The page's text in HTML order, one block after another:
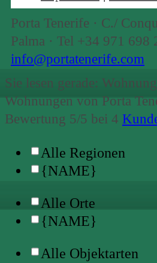
Porta Tenerife · C./
Palma · Tel +34 971 698
info@portatenerife.com
Sie lesen gerade:
Wohnungen von Porta
Bewertung 5/5 bei 4
Alle Regionen
{NAME}
Alle Orte
{NAME}
Alle Objektarten